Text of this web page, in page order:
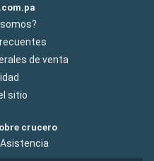
de venta
sitio
crucero